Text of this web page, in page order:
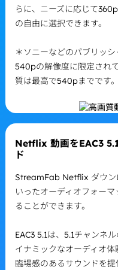
らに、ニーズに応じて
の自由に選択できます。
＊ソニーなどのパブリッ
540pの解像度に限定され
質は最高で540pまでです。
Netflix 動画をEAC3
ド
StreamFab Netflix ダウン
いったオーディオフォー
ることができます。
EAC3 5.1は、5.1チャンネ
イナミックなオーディオ体
臨場感のあるサウンドを